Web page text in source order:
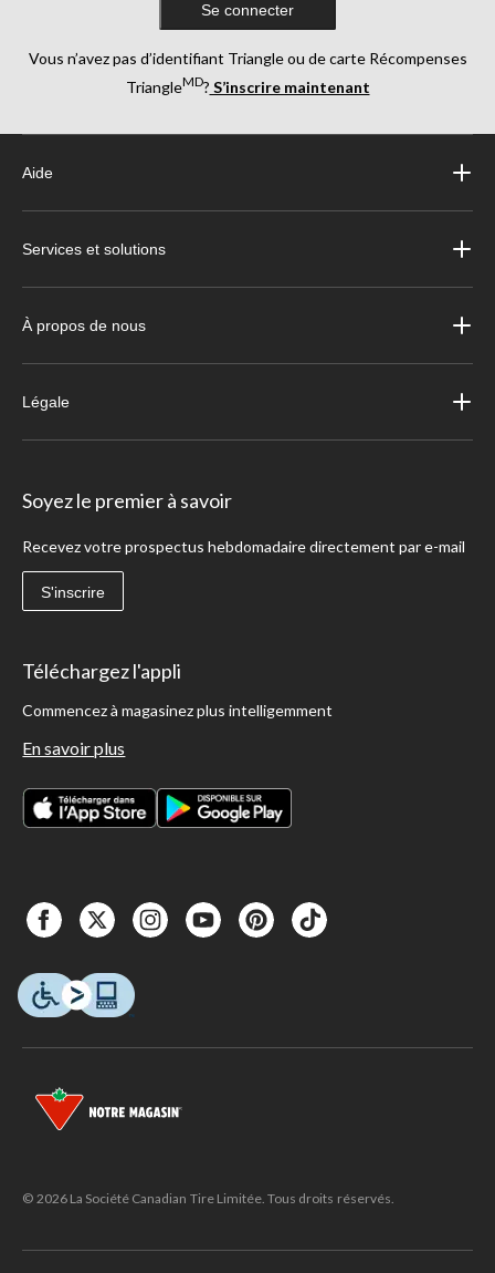
Se connecter
Vous n’avez pas d’identifiant Triangle ou de carte Récompenses
TriangleMD? S’inscrire maintenant
Aide
Services et solutions
À propos de nous
Légale
Soyez le premier à savoir
Recevez votre prospectus hebdomadaire directement par e-mail
S'inscrire
Téléchargez l'appli
Commencez à magasinez plus intelligemment
En savoir plus
© 2026 La Société Canadian Tire Limitée. Tous droits réservés.